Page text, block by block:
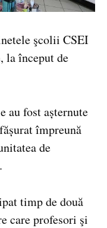
şcolii CSEI
la început de
au fost așternute
împreună
de
timp de două
care profesori şi